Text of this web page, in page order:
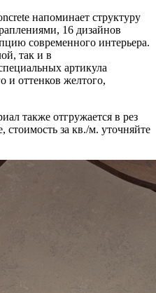
напоминает структуру
16 дизайнов
современного интерьера.
так и в
артикула
и оттенков желтого,
также отгружается в рез
стоимость за кв./м. уточняйте